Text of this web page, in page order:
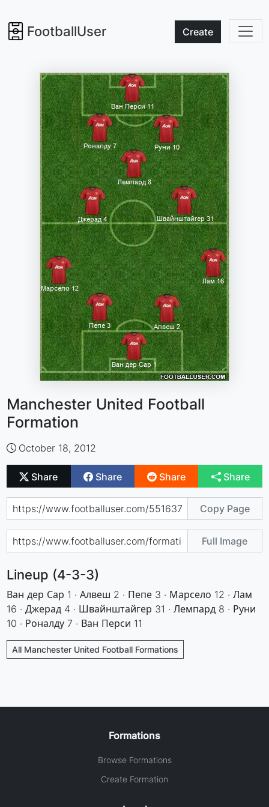
FootballUser Create
Manchester United Football
Formation
October 18, 2012
Share Share Share Share
Copy Page
Full Image
Lineup (4-3-3)
Ван дер Сар 1 · Алвеш 2 · Пепе 3 · Марсело 12 · Лам
16 · Джерад 4 · Швайнштайгер 31 · Лемпард 8 · Руни
10 · Роналду 7 · Ван Перси 11
All Manchester United Football Formations
Formations
Browse Formations
Create Formation